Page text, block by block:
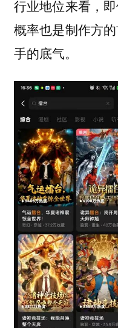
行业地位来看，
概率也是制作方
手的底气。